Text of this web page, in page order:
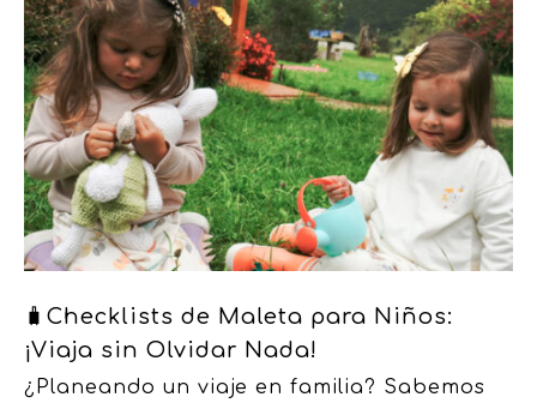
🧳Checklists de Maleta para Niños:
¡Viaja sin Olvidar Nada!
¿Planeando un viaje en familia? Sabemos